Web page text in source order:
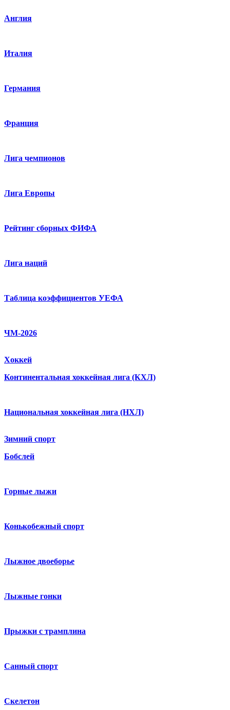
Англия
Италия
Германия
Франция
Лига чемпионов
Лига Европы
Рейтинг сборных ФИФА
Лига наций
Таблица коэффициентов УЕФА
ЧМ-2026
Хоккей
Континентальная хоккейная лига (КХЛ)
Национальная хоккейная лига (НХЛ)
Зимний спорт
Бобслей
Горные лыжи
Конькобежный спорт
Лыжное двоеборье
Лыжные гонки
Прыжки с трамплина
Санный спорт
Скелетон